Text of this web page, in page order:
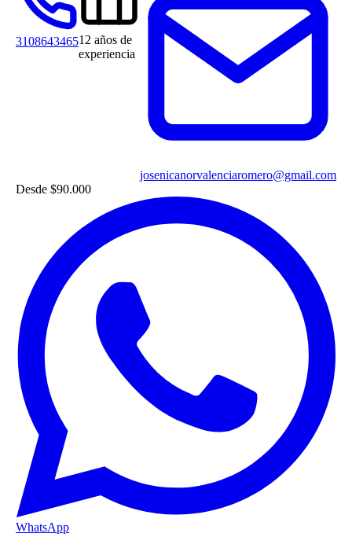
310864346512 años de
experiencia
josenicanorvalenciaromero@gmail.com
Desde $90.000
WhatsApp